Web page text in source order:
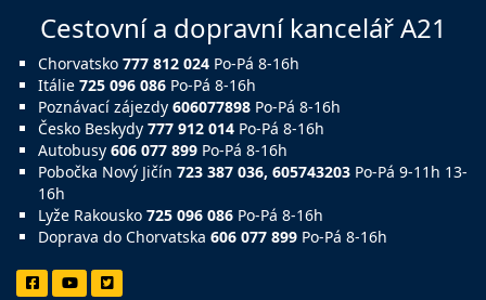
Cestovní a dopravní kancelář A21
Chorvatsko 777 812 024 Po-Pá 8-16h
Itálie 725 096 086 Po-Pá 8-16h
Poznávací zájezdy 606077898 Po-Pá 8-16h
Česko Beskydy 777 912 014 Po-Pá 8-16h
Autobusy 606 077 899 Po-Pá 8-16h
Pobočka Nový Jičín 723 387 036, 605743203 Po-Pá 9-11h 13-
16h
Lyže Rakousko 725 096 086 Po-Pá 8-16h
Doprava do Chorvatska 606 077 899 Po-Pá 8-16h